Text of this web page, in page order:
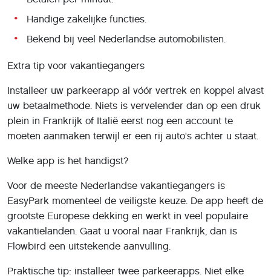
Handige zakelijke functies.
Bekend bij veel Nederlandse automobilisten.
Extra tip voor vakantiegangers
Installeer uw parkeerapp al vóór vertrek en koppel alvast
uw betaalmethode. Niets is vervelender dan op een druk
plein in Frankrijk of Italië eerst nog een account te
moeten aanmaken terwijl er een rij auto's achter u staat.
Welke app is het handigst?
Voor de meeste Nederlandse vakantiegangers is
EasyPark momenteel de veiligste keuze. De app heeft de
grootste Europese dekking en werkt in veel populaire
vakantielanden. Gaat u vooral naar Frankrijk, dan is
Flowbird een uitstekende aanvulling.
Praktische tip: installeer twee parkeerapps. Niet elke